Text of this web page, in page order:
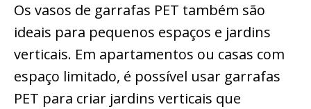
Os vasos de garrafas PET também são
ideais para pequenos espaços e jardins
verticais. Em apartamentos ou casas com
espaço limitado, é possível usar garrafas
PET para criar jardins verticais que